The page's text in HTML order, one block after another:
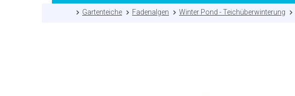
Startseite
Gartenteiche Fadenalgen Winter Pond - Teichüberwinterung